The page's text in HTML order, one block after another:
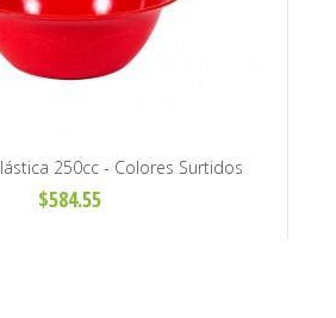
250cc - Colores Surtidos
$584.55